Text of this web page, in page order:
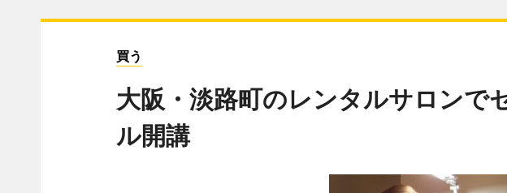
買う
大阪・淡路町のレンタルサロンで
ル開講